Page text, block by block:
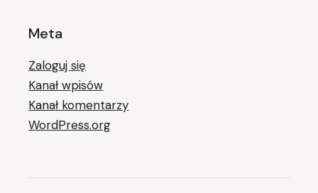
Meta
Zaloguj się
Kanał wpisów
Kanał komentarzy
WordPress.org